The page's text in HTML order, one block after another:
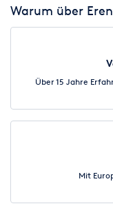
Warum über
Über 15 Jahre
Mit